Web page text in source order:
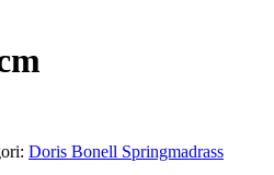
Doris Bonell Springmadrass